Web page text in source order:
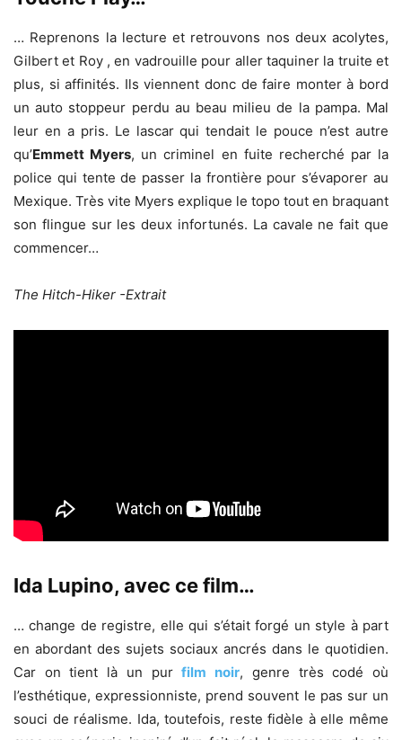
… Reprenons la lecture et retrouvons nos deux acolytes,
Gilbert et Roy , en vadrouille pour aller taquiner la truite et
plus, si affinités. Ils viennent donc de faire monter à bord
un auto stoppeur perdu au beau milieu de la pampa. Mal
leur en a pris. Le lascar qui tendait le pouce n’est autre
qu’Emmett Myers, un criminel en fuite recherché par la
police qui tente de passer la frontière pour s’évaporer au
Mexique. Très vite Myers explique le topo tout en braquant
son flingue sur les deux infortunés. La cavale ne fait que
commencer…
The Hitch-Hiker -Extrait
Ida Lupino, avec ce film…
… change de registre, elle qui s’était forgé un style à part
en abordant des sujets sociaux ancrés dans le quotidien.
Car on tient là un purfilm noir, genre très codé où
l’esthétique, expressionniste, prend souvent le pas sur un
souci de réalisme. Ida, toutefois, reste fidèle à elle même